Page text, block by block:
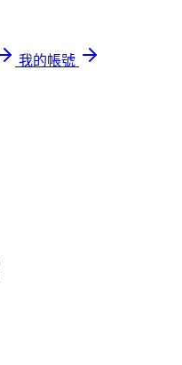
我的帳號